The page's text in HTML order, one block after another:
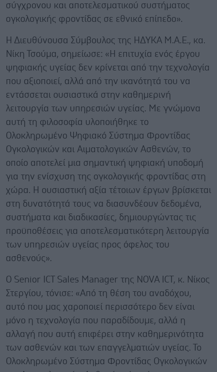
σύγχρονου και αποτελεσματικού συστήματος
ογκολογικής φροντίδας σε εθνικό επίπεδο».
Η Διευθύνουσα Σύμβουλος της ΗΔΥΚΑ Μ.Α.Ε., κα.
Νίκη Τσούμα, σημείωσε: «Η επιτυχία ενός έργου
ψηφιακής υγείας δεν κρίνεται από την τεχνολογία
που αξιοποιεί, αλλά από την ικανότητά του να
εντάσσεται ουσιαστικά στην καθημερινή
λειτουργία των υπηρεσιών υγείας. Με γνώμονα
αυτή τη φιλοσοφία υλοποιήθηκε το
Ολοκληρωμένο Ψηφιακό Σύστημα Φροντίδας
Ογκολογικών και Αιματολογικών Ασθενών, το
οποίο αποτελεί μια σημαντική ψηφιακή υποδομή
για την ενίσχυση της ογκολογικής φροντίδας στη
χώρα. Η ουσιαστική αξία τέτοιων έργων βρίσκεται
στη δυνατότητά τους να διασυνδέουν δεδομένα,
συστήματα και διαδικασίες, δημιουργώντας τις
προϋποθέσεις για αποτελεσματικότερη λειτουργία
των υπηρεσιών υγείας προς όφελος του
ασθενούς».
Ο Senior ICT Sales Manager της NOVA ICT, κ. Νίκος
Στεργίου, τόνισε: «Από τη θέση του αναδόχου,
αυτό που μας χαροποιεί περισσότερο δεν είναι
μόνο η τεχνολογία που παραδίδουμε, αλλά η
αλλαγή που αυτή επιφέρει στην καθημερινότητα
των ασθενών και των επαγγελματιών υγείας. Το
Ολοκληρωμένο Σύστημα Φροντίδας Ογκολογικών